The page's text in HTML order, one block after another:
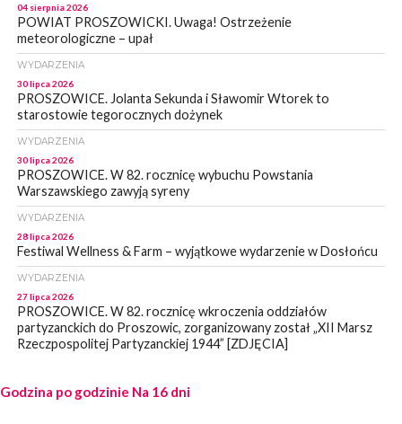
04 sierpnia 2026
POWIAT PROSZOWICKI. Uwaga! Ostrzeżenie
meteorologiczne – upał
WYDARZENIA
30 lipca 2026
PROSZOWICE. Jolanta Sekunda i Sławomir Wtorek to
starostowie tegorocznych dożynek
WYDARZENIA
30 lipca 2026
PROSZOWICE. W 82. rocznicę wybuchu Powstania
Warszawskiego zawyją syreny
WYDARZENIA
28 lipca 2026
Festiwal Wellness & Farm – wyjątkowe wydarzenie w Dosłońcu
WYDARZENIA
27 lipca 2026
PROSZOWICE. W 82. rocznicę wkroczenia oddziałów
partyzanckich do Proszowic, zorganizowany został „XII Marsz
Rzeczpospolitej Partyzanckiej 1944” [ZDJĘCIA]
27 lipca 2026
PROSZOWICE. Po burzy uszkodzone słupy enegeryczne.
Godzina po godzinie Na 16 dni